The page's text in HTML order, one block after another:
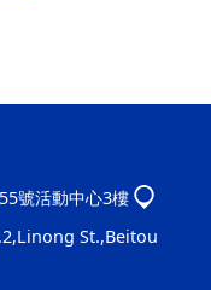
號活動中心3樓
St.,Beitou